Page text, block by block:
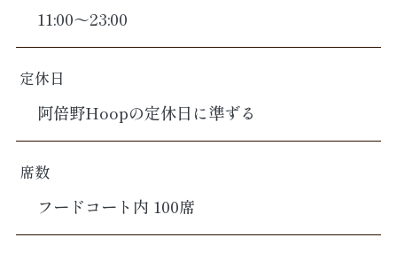
11:00～23:00
定休日
阿倍野Hoopの定休日に準ずる
席数
フードコート内 100席